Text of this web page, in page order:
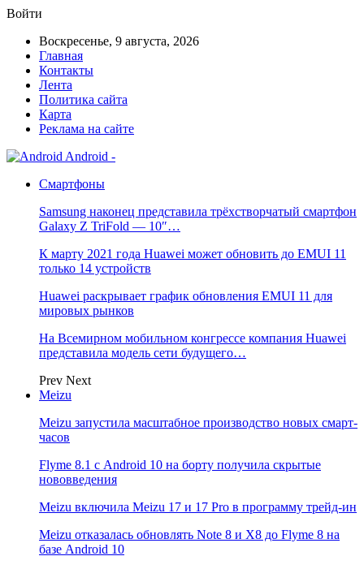
Войти
Воскресенье, 9 августа, 2026
Главная
Контакты
Лента
Политика сайта
Карта
Реклама на сайте
Android -
Смартфоны
Samsung наконец представила трёхстворчатый смартфон
Galaxy Z TriFold — 10″…
К марту 2021 года Huawei может обновить до EMUI 11
только 14 устройств
Huawei раскрывает график обновления EMUI 11 для
мировых рынков
На Всемирном мобильном конгрессе компания Huawei
представила модель сети будущего…
Prev Next
Meizu
Meizu запустила масштабное производство новых смарт-
часов
Flyme 8.1 с Android 10 на борту получила скрытые
нововведения
Meizu включила Meizu 17 и 17 Pro в программу трейд-ин
Meizu отказалась обновлять Note 8 и X8 до Flyme 8 на
базе Android 10